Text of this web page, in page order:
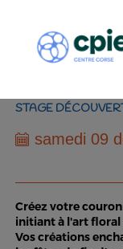
STAGE
samedi 09
Créez votre
initiant à l'art floral
Vos créations